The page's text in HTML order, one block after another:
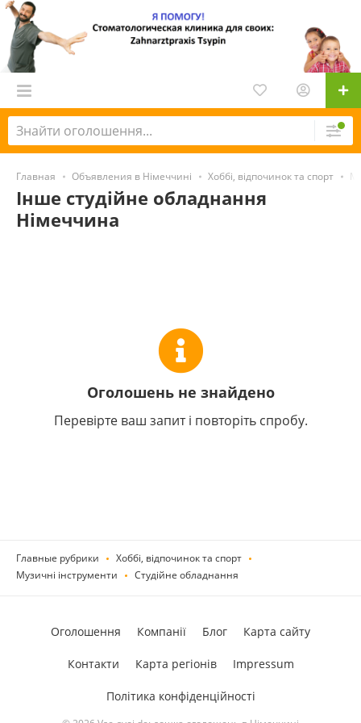
Главная Объявления в Німеччині Хоббі, відпочинок та спорт
Інше студійне обладнання
Німеччина
Оголошень не знайдено
Перевірте ваш запит і повторіть спробу.
Главные рубрики
Хоббі, відпочинок та спорт
Музичні інструменти
Студійне обладнання
Оголошення Компанії Блог Карта сайту
Контакти Карта регіонів Impressum
Політика конфіденційності